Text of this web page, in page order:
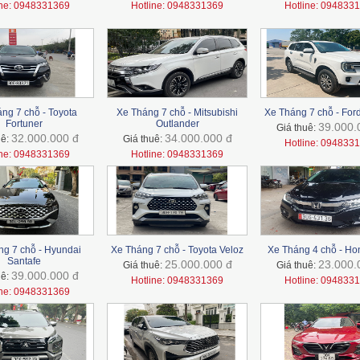
0948331369 Hotline: 0948331369 Hotline:
7 chỗ - Toyota
Fortuner
32.000.000 đ
0948331369
Xe Tháng 7 chỗ - Mitsubishi
Outlander
Giá thuê: 34.000.000 đ
Hotline: 0948331369
Xe Tháng 7 chỗ -
Giá thuê:
Hotline:
7 chỗ - Hyundai
Santafe
39.000.000 đ
0948331369
Xe Tháng 7 chỗ - Toyota Veloz
Giá thuê: 25.000.000 đ
Hotline: 0948331369
Xe Tháng 4 chỗ -
Giá thuê:
Hotline: